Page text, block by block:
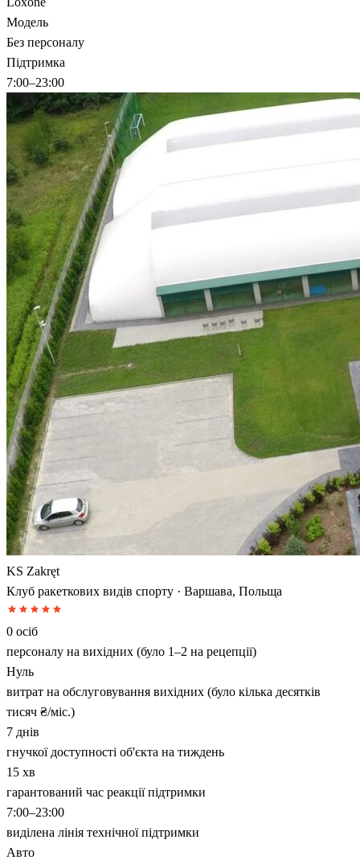
Модель
Без персоналу
Підтримка
7:00–23:00
KS Zakręt
Клуб ракеткових видів спорту · Варшава, Польща
0 осіб
персоналу на вихідних (було 1–2 на рецепції)
Нуль
витрат на обслуговування вихідних (було кілька десятків
тисяч ₴/міс.)
7 днів
гнучкої доступності об'єкта на тиждень
15 хв
гарантований час реакції підтримки
7:00–23:00
виділена лінія технічної підтримки
Авто